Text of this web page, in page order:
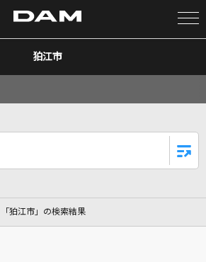
カラオケ検索
全国りれき
狛江市
「狛江市」の検索結果